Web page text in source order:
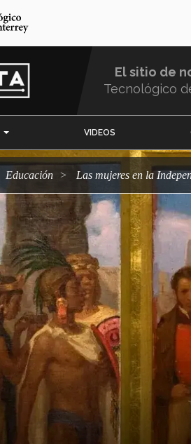
El sitio de
Tecnológico
VIDEOS
Educación Las mujeres en la